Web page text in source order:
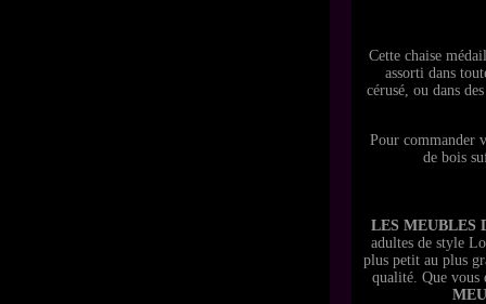
Cette chaise
assorti dans
cérusé, ou dans
Pour commander
de bois
LES MEUBLES
adultes de style
plus petit au plus
qualité. Que vous